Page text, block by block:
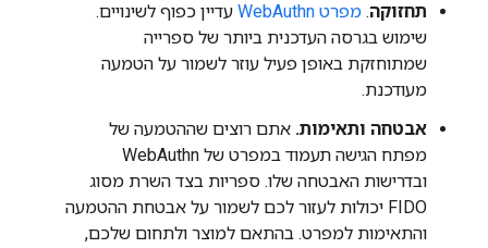
תחזוקה. מפרט WebAuthn
עדיין כפוף לשינויים.
שימוש בגרסה העדכנית ביותר של ספרייה
שמתוחזקת באופן פעיל עוזר לשמור על הטמעה
מעודכנת.
אבטחה ותאימות. אתם רוצים שההטמעה של
מפתח הגישה תעמוד במפרט של WebAuthn
ובדרישות האבטחה שלו. ספריות בצד השרת מסוג
FIDO יכולות לעזור לכם לשמור על אבטחת ההטמעה
והתאימות למפרט. בהתאם למוצר ולתחום שלכם,